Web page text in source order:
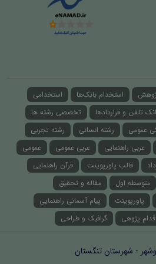
استخدام بانک‌ها
استخدامی
تلفن و قراردادها
تخصصی رشته ها
عمومی رشته انسانی
رشته تجربی
عربی راهنمایی عربی عمومی
عمومی
قالب پاورپوینت
قرآن راهنمایی
متوسطه اول
مقاله و تحقیق
پاورپوینت
پیام آسمانی راهنمایی
پژوهی گرافیک و طراحی
- شهرستان تنگستان